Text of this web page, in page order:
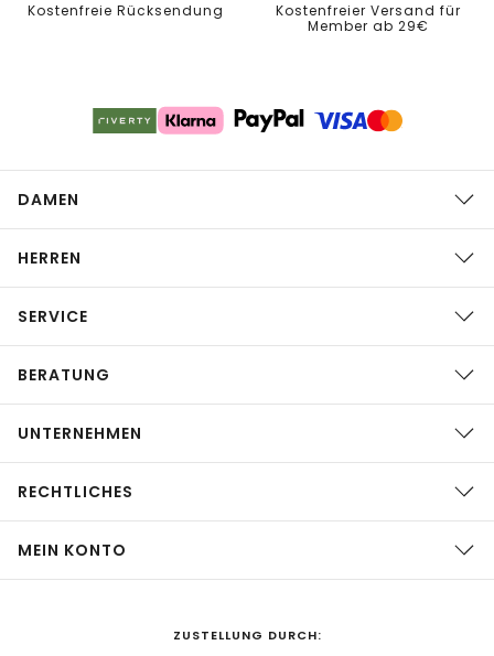
Kostenfreie Rücksendung
Kostenfreier Versand für
Member ab 29€
DAMEN
HERREN
SERVICE
BERATUNG
UNTERNEHMEN
RECHTLICHES
MEIN KONTO
ZUSTELLUNG DURCH: